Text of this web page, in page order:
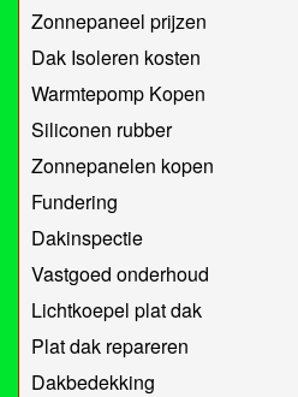
Zonnepaneel prijzen
Dak Isoleren kosten
Warmtepomp Kopen
Siliconen rubber
Zonnepanelen kopen
Fundering
Dakinspectie
Vastgoed onderhoud
Lichtkoepel plat dak
Plat dak repareren
Dakbedekking